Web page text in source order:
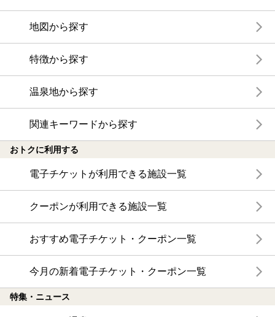
地図から探す
特徴から探す
温泉地から探す
関連キーワードから探す
おトクに利用する
電子チケットが利用できる施設一覧
クーポンが利用できる施設一覧
おすすめ電子チケット・クーポン一覧
今月の新着電子チケット・クーポン一覧
特集・ニュース